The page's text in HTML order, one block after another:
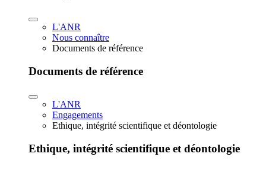
L'ANR
Nous connaître
Documents de référence
Documents de référence
L'ANR
Engagements
Ethique, intégrité scientifique et déontologie
Ethique, intégrité scientifique et déontologie